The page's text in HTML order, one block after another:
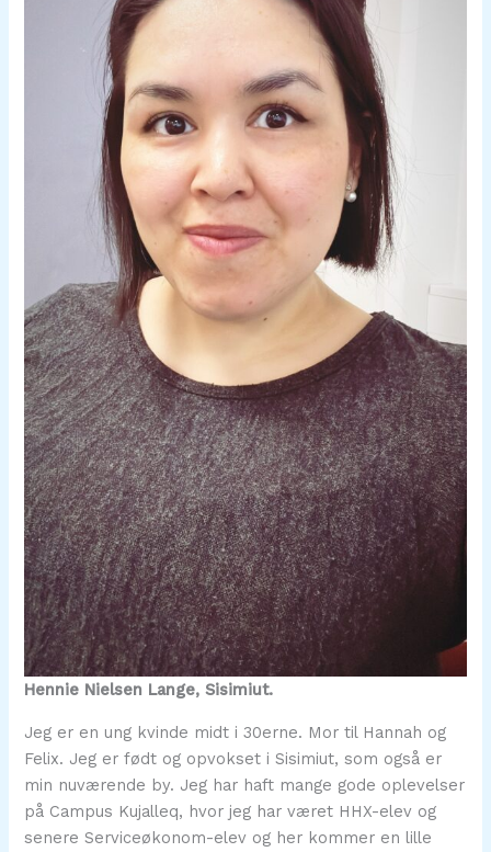
Hennie Nielsen Lange, Sisimiut.
Jeg er en ung kvinde midt i 30erne. Mor til Hannah og
Felix. Jeg er født og opvokset i Sisimiut, som også er
min nuværende by. Jeg har haft mange gode oplevelser
på Campus Kujalleq, hvor jeg har været HHX-elev og
senere Serviceøkonom-elev og her kommer en lille